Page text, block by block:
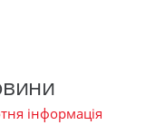
інформація